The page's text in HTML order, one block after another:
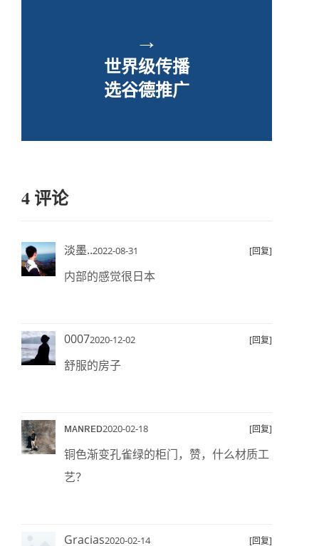
→
世界级传播
选谷德推广
4 评论
淡墨..2022-08-31 [回复]
内部的感觉很日本
00072020-12-02 [回复]
舒服的房子
ᴍᴀɴʀᴇᴅ2020-02-18 [回复]
铜色渐变孔雀绿的柜门，赞，什么材质工
艺？
Gracias2020-02-14 [回复]